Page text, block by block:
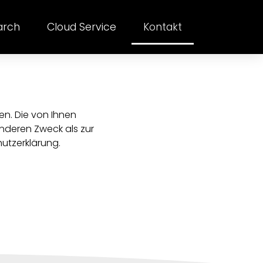
Cloud Service Kontakt
Die von Ihnen
Zweck als zur